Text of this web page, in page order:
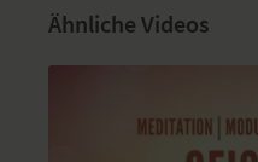
Ähnliche Videos